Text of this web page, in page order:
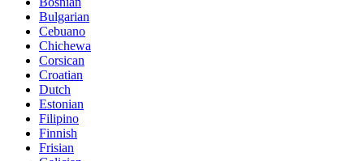
Bulgarian
Cebuano
Chichewa
Corsican
Croatian
Dutch
Estonian
Filipino
Finnish
Frisian